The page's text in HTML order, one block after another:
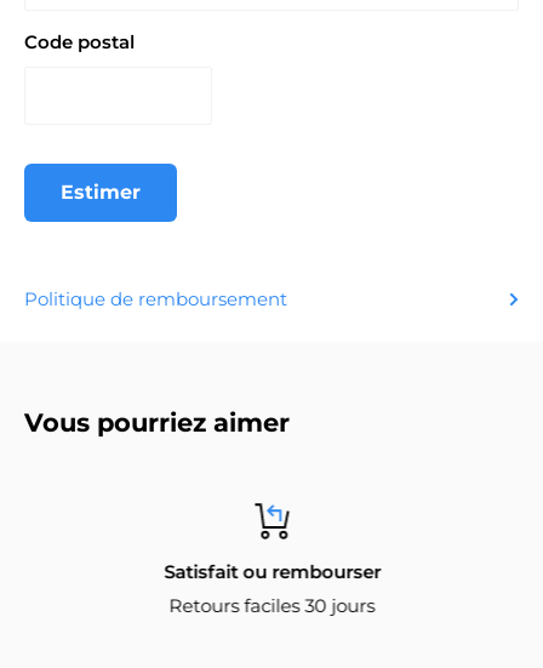
Code postal
Estimer
Politique de remboursement
Vous pourriez aimer
Satisfait ou rembourser
Retours faciles 30 jours